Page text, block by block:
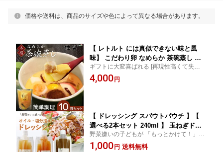
価格や送料は、商品のサイズや色によって異なる場合があります。
【 レトルト には真似できない味と風
味】 こだわり卵 なめらか 茶碗蒸し 素 1
0食パック 小分け 個包装 簡単調理 惣菜
あごだし 朝採り卵 冷凍保存 お取り寄せ
ギフトに大変喜ばれる [再現性高くて失敗し
ない] [絶品 あごだし] [低カロリー 低糖質 ダ
イエット] [手土産 料亭の味] [お誕生日プレ
4,000 円
【 ドレッシング スパウトパウチ 】【
選べる2本セット 240ml 】 玉ねぎドレ
ッシング 国産野菜 保存料 着色料 不使
用 減塩 低脂質 玉ねぎ 豆板醤 胡麻ぽん
野菜嫌いの子どもが 「もっとかけて！」と
言ったドレッシング [家族の健康と笑顔のた
1,000 円 送料無料